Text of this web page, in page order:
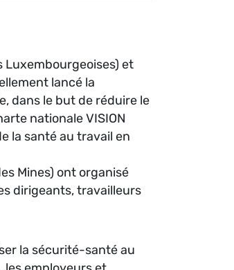
Luxembourgeoises) et
lancé la
dans le but de réduire le
nationale VISION
la santé au travail en
Mines) ont organisé
dirigeants, travailleurs
la sécurité-santé au